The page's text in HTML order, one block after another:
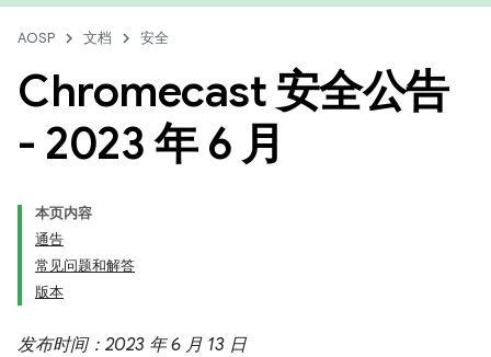
AOSP 文档 安全
Chromecast 安全公告
- 2023 年 6 月
本页内容
通告
常见问题和解答
版本
发布时间：2023 年 6 月 13 日